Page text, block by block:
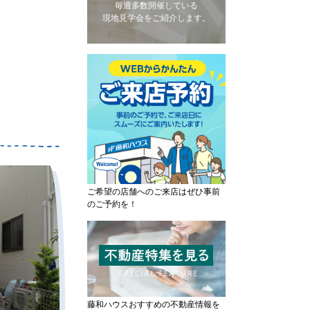
毎週多数開催している
現地見学会をご紹介します。
ご希望の店舗へのご来店はぜひ事前
のご予約を！
藤和ハウスおすすめの不動産情報を